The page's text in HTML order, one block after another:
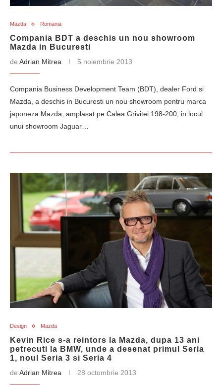
Mazda Romania
Compania BDT a deschis un nou showroom
Mazda in Bucuresti
de Adrian Mitrea 5 noiembrie 2013
Compania Business Development Team (BDT), dealer Ford si
Mazda, a deschis in Bucuresti un nou showroom pentru marca
japoneza Mazda, amplasat pe Calea Grivitei 198-200, in locul
unui showroom Jaguar…
Design Mazda
Kevin Rice s-a reintors la Mazda, dupa 13 ani
petrecuti la BMW, unde a desenat primul Seria
1, noul Seria 3 si Seria 4
de Adrian Mitrea 28 octombrie 2013